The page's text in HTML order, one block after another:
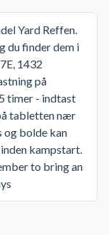
Yard Reffen.
du finder dem i
1432
på
timer - indtast
tabletten nær
og bolde kan
kampstart.
to bring an